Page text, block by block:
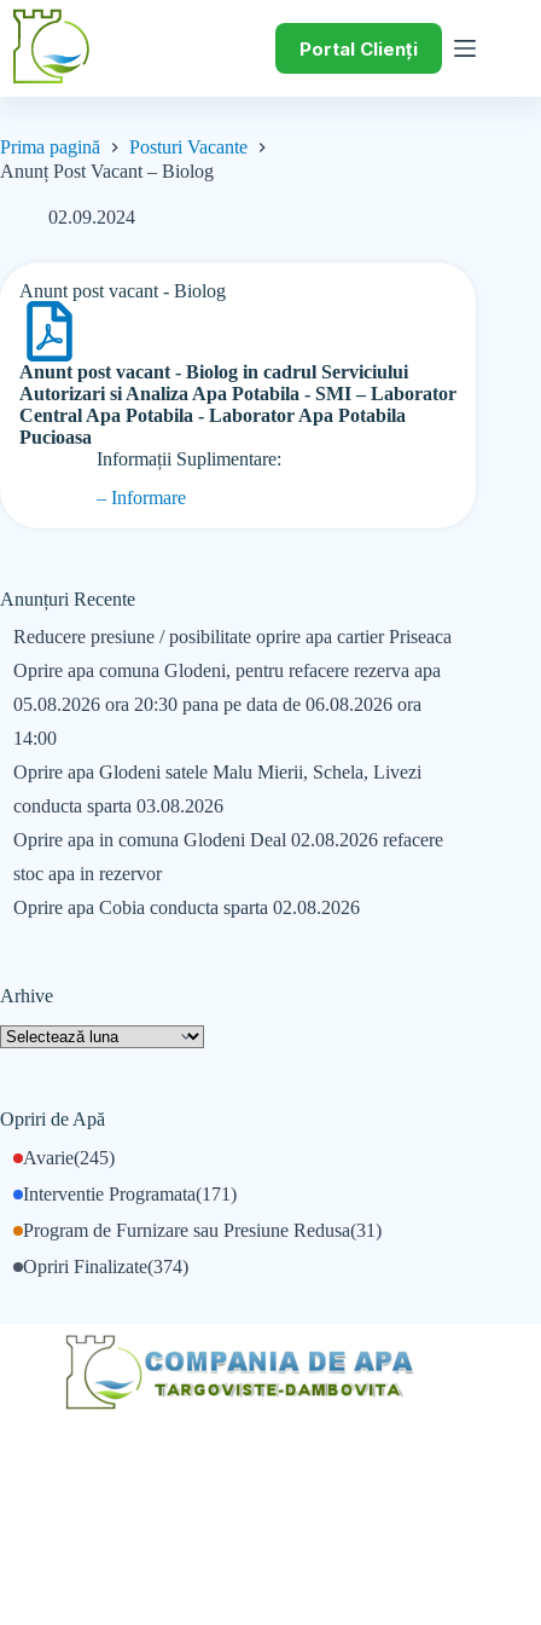
Portal Clienți
Prima pagină
Posturi Vacante
Anunț Post Vacant – Biolog
02.09.2024
Anunt post vacant - Biolog
Anunt post vacant - Biolog in cadrul Serviciului
Autorizari si Analiza Apa Potabila - SMI – Laborator
Central Apa Potabila - Laborator Apa Potabila
Pucioasa
Informații Suplimentare:
– Informare
Anunțuri Recente
Reducere presiune / posibilitate oprire apa cartier Priseaca
Oprire apa comuna Glodeni, pentru refacere rezerva apa
05.08.2026 ora 20:30 pana pe data de 06.08.2026 ora
14:00
Oprire apa Glodeni satele Malu Mierii, Schela, Livezi
conducta sparta 03.08.2026
Oprire apa in comuna Glodeni Deal 02.08.2026 refacere
stoc apa in rezervor
Oprire apa Cobia conducta sparta 02.08.2026
Arhive
Opriri de Apă
Avarie(245)
Interventie Programata(171)
Opriri Finalizate(374)
Program de Furnizare sau Presiune Redusa(31)